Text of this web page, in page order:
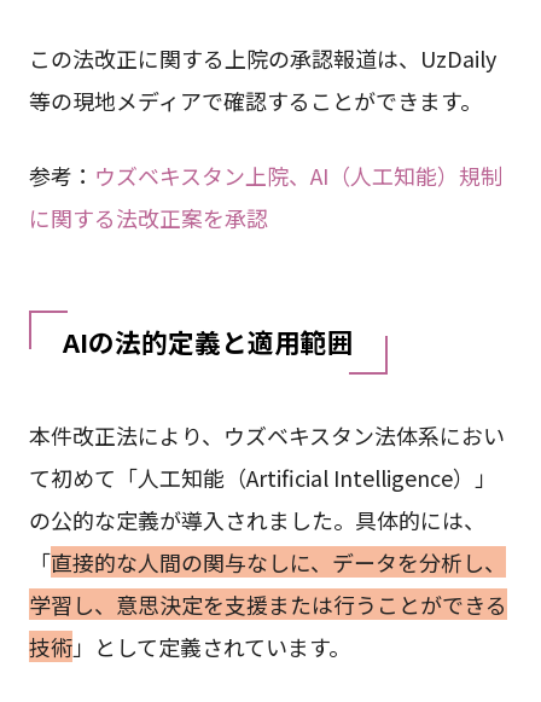
この法改正に関する上院の承認報道は、UzDaily
等の現地メディアで確認することができます。
参考： ウズベキスタン上院、AI（人工知能）規制
に関する法改正案を承認
AIの法的定義と適用範囲
本件改正法により、ウズベキスタン法体系におい
て初めて「人工知能（Artificial Intelligence）」
の公的な定義が導入されました。具体的には、
「直接的な人間の関与なしに、データを分析し、
学習し、意思決定を支援または行うことができる
技術」として定義されています。